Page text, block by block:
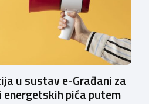
u sustav e-Građani za
pića putem